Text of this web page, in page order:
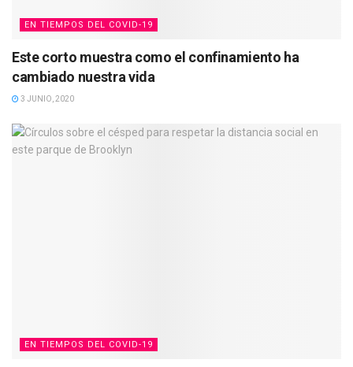
EN TIEMPOS DEL COVID-19
Este corto muestra como el confinamiento ha
cambiado nuestra vida
3 JUNIO, 2020
EN TIEMPOS DEL COVID-19